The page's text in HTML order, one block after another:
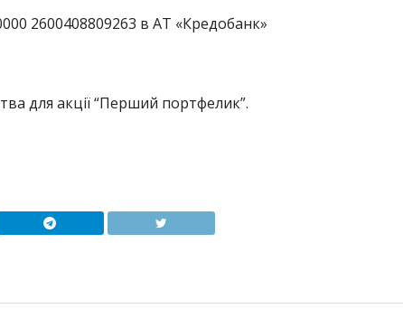
2600408809263 в АТ «Кредобанк»
для акції “Перший портфелик”.